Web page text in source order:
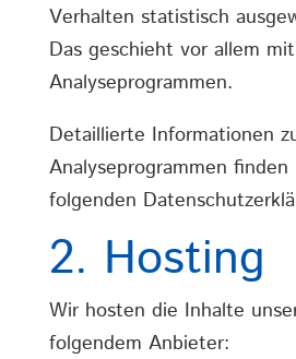
Verhalten statistisch
Das geschieht vor allem
Analyseprogrammen.
Detaillierte Informationen
Analyseprogrammen
folgenden
2. Hosting
Wir hosten die Inhalte
folgendem Anbieter: